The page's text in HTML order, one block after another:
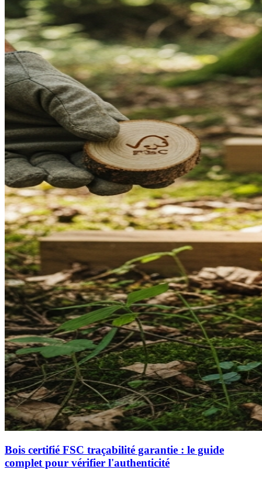
Bois certifié FSC traçabilité garantie : le guide
complet pour vérifier l'authenticité